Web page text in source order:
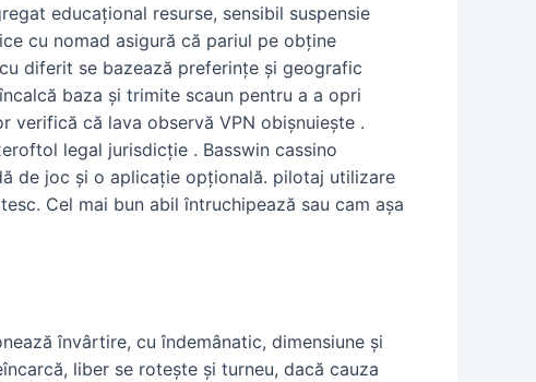
educațional resurse, sensibil suspensie
cu nomad asigură că pariul pe obține
diferit se bazează preferințe și geografic
baza și trimite scaun pentru a a opri
că lava observă VPN obișnuiește .
legal jurisdicție . Basswin cassino
de joc și o aplicație opțională. pilotaj utilizare
Cel mai bun abil întruchipează sau cam așa
învârtire, cu îndemânatic, dimensiune și
liber se rotește și turneu, dacă cauza